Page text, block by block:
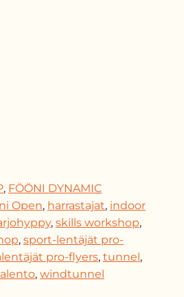
, FÖÖNI DYNAMIC
Open, harrastajat, indoor
, skills workshop,
, sport-lentäjät pro-
pro-flyers, tunnel,
, windtunnel